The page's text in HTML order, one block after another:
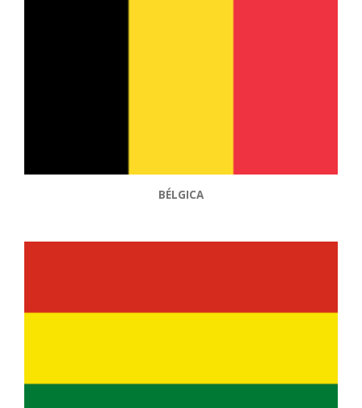
BÉLGICA